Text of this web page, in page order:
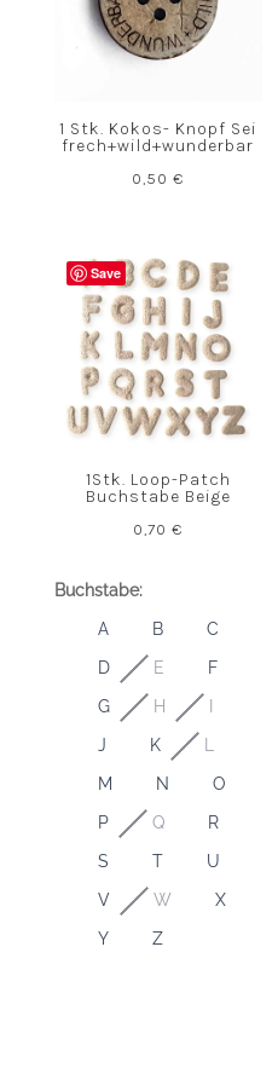
1 Stk. Kokos- Knopf Sei
frech+wild+wunderbar
0,50€
Save
1Stk. Loop-Patch
Buchstabe Beige
0,70€
Buchstabe:
A B
C
D
E
F
G
H
J
K
L
M
N
O
P
Q
R
S
T
U
V
W
X
Y
Z